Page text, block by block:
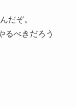
だぞ。
るべきだろう